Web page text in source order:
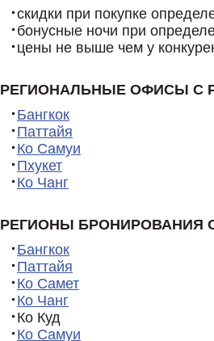
скидки при покупке
бонусные ночи при
цены не выше чем у
РЕГИОНАЛЬНЫЕ ОФИСЫ С
Бангкок
Паттайя
Ко Самуи
Пхукет
Ко Чанг
РЕГИОНЫ БРОНИРОВАНИЯ
Бангкок
Паттайя
Ко Самет
Ко Чанг
Ко Куд
Ко Самуи